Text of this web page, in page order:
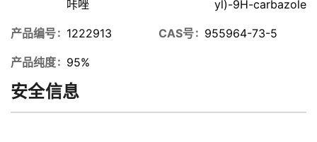
咔唑
yl)-9H-carbazole
产品编号 1222913 CAS号 955964-73-5
产品纯度 95%
安全信息